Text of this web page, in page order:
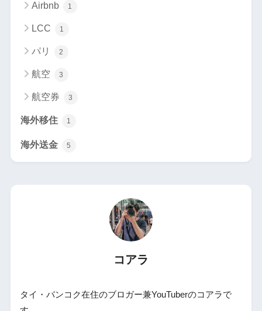
Airbnb 1
LCC 1
パリ 2
航空 3
航空券 3
海外移住 1
海外送金 5
コアラ
タイ・バンコク在住のブロガー兼YouTuberのコアラで